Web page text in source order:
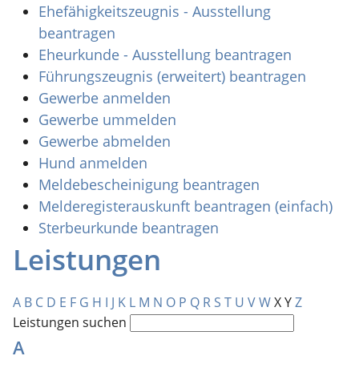
Ehefähigkeitszeugnis - Ausstellung
beantragen
Eheurkunde - Ausstellung beantragen
Führungszeugnis (erweitert) beantragen
Gewerbe anmelden
Gewerbe ummelden
Gewerbe abmelden
Hund anmelden
Meldebescheinigung beantragen
Melderegisterauskunft beantragen (einfach)
Sterbeurkunde beantragen
Leistungen
A B C D E F G H I J K L M N O P Q R S T U VWXYZ
Leistungen suchen
A